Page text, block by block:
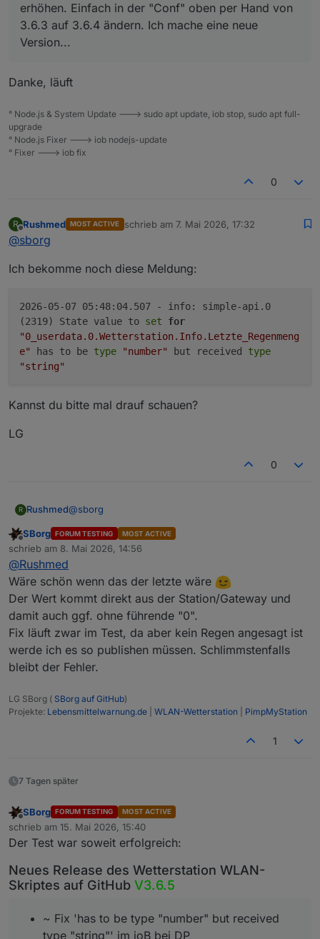
erhöhen. Einfach in der "Conf" oben per Hand von
3.6.3 auf 3.6.4 ändern. Ich mache eine neue
Version...
Danke, läuft
° Node.js & System Update ---> sudo apt update, iob stop, sudo apt full-
upgrade
° Node.js Fixer ---> iob nodejs-update
° Fixer ---> iob fix
0
R
Offline
Rushmed MOST ACTIVE schrieb am 7. Mai 2026, 17:32
zuletzt editiert von
@sborg
Ich bekomme noch diese Meldung:
2026-05-07 05:48:04.507 - info: simple-api.0
(2319) State value to set
for
"0_userdata.0.Wetterstation.Info.Letzte_Regenmeng
e"
has to be type "number" but received type
"string"
Kannst du bitte mal drauf schauen?
LG
0
R Rushmed@sborg
Ich bekomme noch diese Meldung:
Kannst du bitte mal drauf schauen?
LG
Offline
SBorg FORUM TESTING MOST ACTIVE
schrieb am 8. Mai 2026, 14:56
zuletzt editiert von
@Rushmed
Wäre schön wenn das der letzte wäre
Der Wert kommt direkt aus der Station/Gateway und
damit auch ggf. ohne führende "0".
Fix läuft zwar im Test, da aber kein Regen angesagt ist
werde ich es so publishen müssen. Schlimmstenfalls
bleibt der Fehler.
LG SBorg ( SBorg auf GitHub)
Projekte: Lebensmittelwarnung.de WLAN-Wetterstation PimpMyStation
1
7 Tagen später
Offline
SBorg FORUM TESTING MOST ACTIVE
schrieb am 15. Mai 2026, 15:40
zuletzt editiert von
Der Test war soweit erfolgreich:
Neues Release des Wetterstation WLAN-
Skriptes auf GitHub V3.6.5
~ Fix 'has to be type "number" but received
type "string"' im ioB bei DP